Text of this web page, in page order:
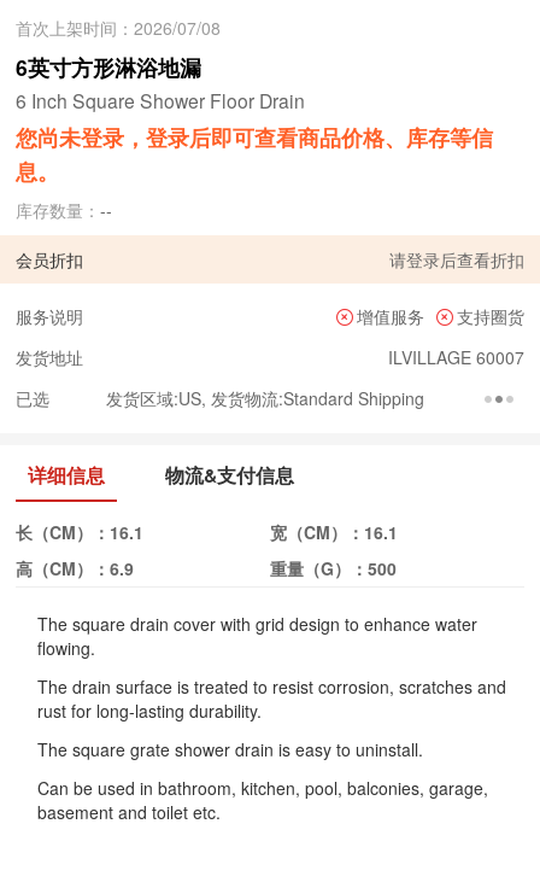
首次上架时间：2026/07/08
6英寸方形淋浴地漏
6 Inch Square Shower Floor Drain
您尚未登录，登录后即可查看商品价格、库存等信
息。
库存数量：--
会员折扣 请登录后查看折扣
服务说明 增值服务
支持圈货
发货地址
ILVILLAGE 60007
已选
发货区域:US, 发货物流:Standard Shipping
详细信息 物流&支付信息
长（CM）： 16.1 宽（CM）： 16.1
高（CM）：6.9 重量（G）： 500
The square drain cover with grid design to enhance water
flowing.
The drain surface is treated to resist corrosion, scratches and
rust for long-lasting durability.
The square grate shower drain is easy to uninstall.
Can be used in bathroom, kitchen, pool, balconies, garage,
basement and toilet etc.